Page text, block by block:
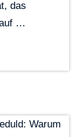
das
…